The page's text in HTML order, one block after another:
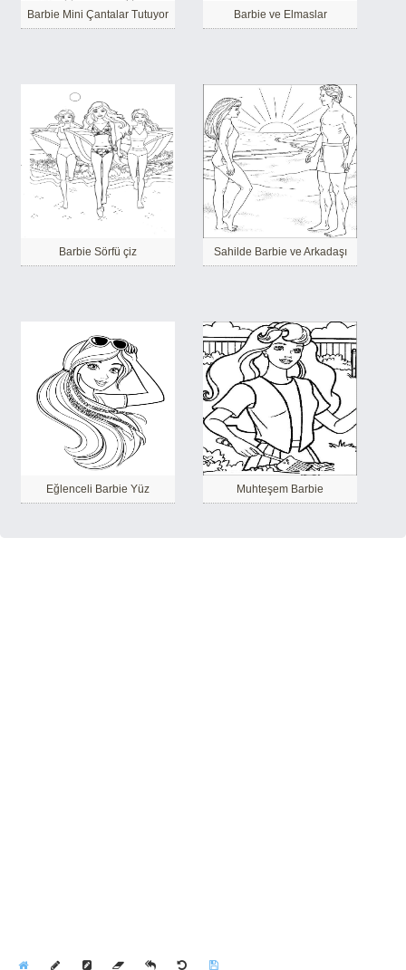
Barbie Mini Çantalar Tutuyor Barbie ve Elmaslar
Barbie Sörfü çiz Sahilde Barbie ve Arkadaşı
Eğlenceli Barbie Yüz Muhteşem Barbie